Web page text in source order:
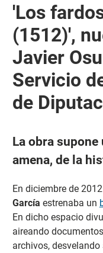
'Los
(1512)',
Javier
Servicio
de
La obra
amena, de la
En diciembre de
García estrenaba un
En dicho espacio
aireando
archivos,